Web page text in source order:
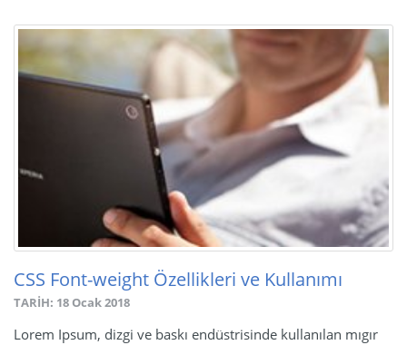
CSS Font-weight Özellikleri ve Kullanımı
TARİH: 18 Ocak 2018
Lorem Ipsum, dizgi ve baskı endüstrisinde kullanılan mıgır